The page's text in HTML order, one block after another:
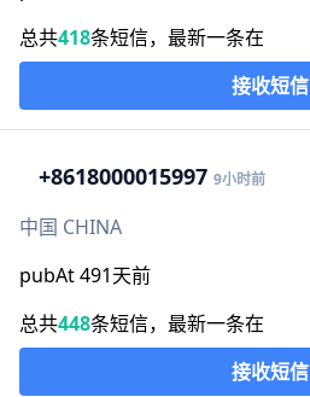
总共418条短信，最新一条在
接收短信
+8618000015997 9小时前
中国 CHINA
pubAt 491天前
总共448条短信，最新一条在
接收短信